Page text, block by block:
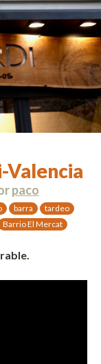
Valencia
paco
barra
tardeo
Barrio El Mercat